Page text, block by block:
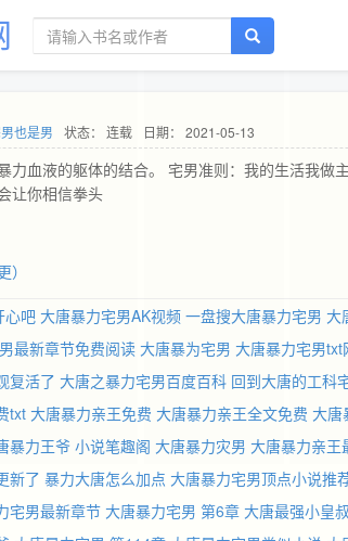
也是男 状态： 连载 日期： 2021-05-13
力血液的躯体的结合。 宅男准则：我的生活我做
让你相信拳头
心吧 大唐暴力宅男AK视频 一盘搜大唐暴力宅男 大
最新章节免费阅读 大唐暴为宅男 大唐暴力宅男txt
复活了 大唐之暴力宅男百度百科 回到大唐的工科
txt 大唐暴力亲王免费 大唐暴力亲王全文免费 大唐
暴力王爷 小说笔趣阁 大唐暴力灾男 大唐暴力亲王
新了 暴力大唐怎么加点 大唐暴力宅男顶点小说推
宅男最新章节 大唐暴力宅男 第6章 大唐最强小皇